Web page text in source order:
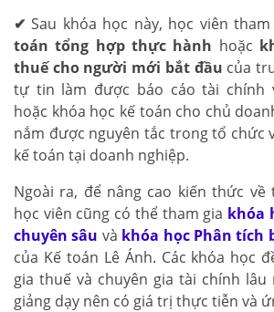
✔ Sau khóa học này, học viên tham
toán tổng hợp thực hành hoặc
thuế cho người mới bắt đầu của
tự tin làm được báo cáo tài chính
hoặc khóa học kế toán cho chủ
nắm được nguyên tắc trong tổ chức
kế toán tại doanh nghiệp.
Ngoài ra, để nâng cao kiến thức về
học viên cũng có thể tham gia khóa
chuyên sâu và khóa học Phân tích
của Kế toán Lê Ánh. Các khóa học
gia thuế và chuyên gia tài chính lâu
giảng dạy nên có giá trị thực tiễn và